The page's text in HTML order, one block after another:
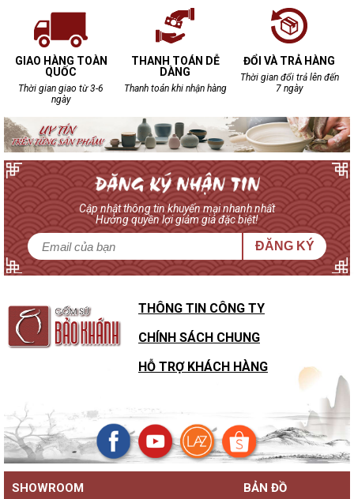
GIAO HÀNG TOÀN
QUỐC
Thời gian giao từ 3-6
ngày
THANH TOÁN DỄ
DÀNG
Thanh toán khi nhận hàng
ĐỔI VÀ TRẢ HÀNG
Thời gian đổi trả lên đến
7 ngày
Cập nhật thông tin khuyến mại nhanh nhất
Hưởng quyền lợi giảm giá đặc biệt!
ĐĂNG KÝ
THÔNG TIN CÔNG TY
CHÍNH SÁCH CHUNG
HỖ TRỢ KHÁCH HÀNG
SHOWROOM BẢN ĐỒ